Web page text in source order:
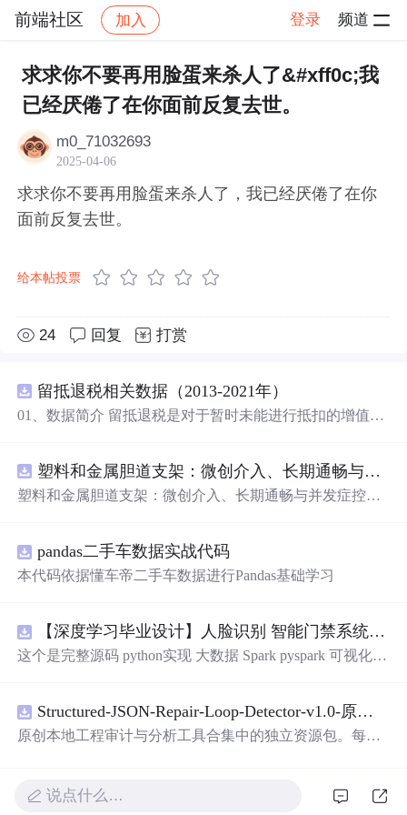
前端社区 加入 登录 频道
社区 前端社区 感慨 帖子详情
求求你不要再用脸蛋来杀人了&#xff0c;我
已经厌倦了在你面前反复去世。
m0_71032693
2025-04-06
求求你不要再用脸蛋来杀人了，我已经厌倦了在你
面前反复去世。
给本帖投票
24 回复 打赏
留抵退税相关数据（2013-2021年）
01、数据简介 留抵退税是对于暂时未能进行抵扣的增值
税额。简单来说，就是企业现在还不能抵扣的增值税，可
以予以提前全额退还。 留抵退税是一项重要的税收政策优
退税相关数据 数据年份：2013-2021年 02、相关数据 证券
代码、证券简称、会计期间、上市日期、行业代码、行业
名称、post、treat、treat*post。
塑料和金属胆道支架：微创介入、长期通畅与并发症控制驱动全球市场增长.docx
塑料和金属胆道支架：微创介入、长期通畅与并发症控制
pandas二手车数据实战代码
本代码依据懂车帝二手车数据进行Pandas基础学习
【深度学习毕业设计】人脸识别 智能门禁系统(深度学习+OpenCV DNN+FastAPI+Vue3) 源码+论文 完整版
这个是完整源码 python实现 大数据 Spark pyspark 可视化大
码+论文 完整版 数据库Mysql 出入控制是安防体系中的基
础环节。长期以来，IC 卡、密码键盘和门禁钥匙在企事业
景中，卡片补办成本高，权限变更往往滞后，管理方难以
及时掌握“谁在何时从何处进出”的完整信息。近年来，深
Structured-JSON-Repair-Loop-Detector-v1.0-原创源码与文档.zip
原创本地工程审计与分析工具合集中的独立资源包。每个
README、运行说明、功能清单、MIT License及原创与授
说点什么…